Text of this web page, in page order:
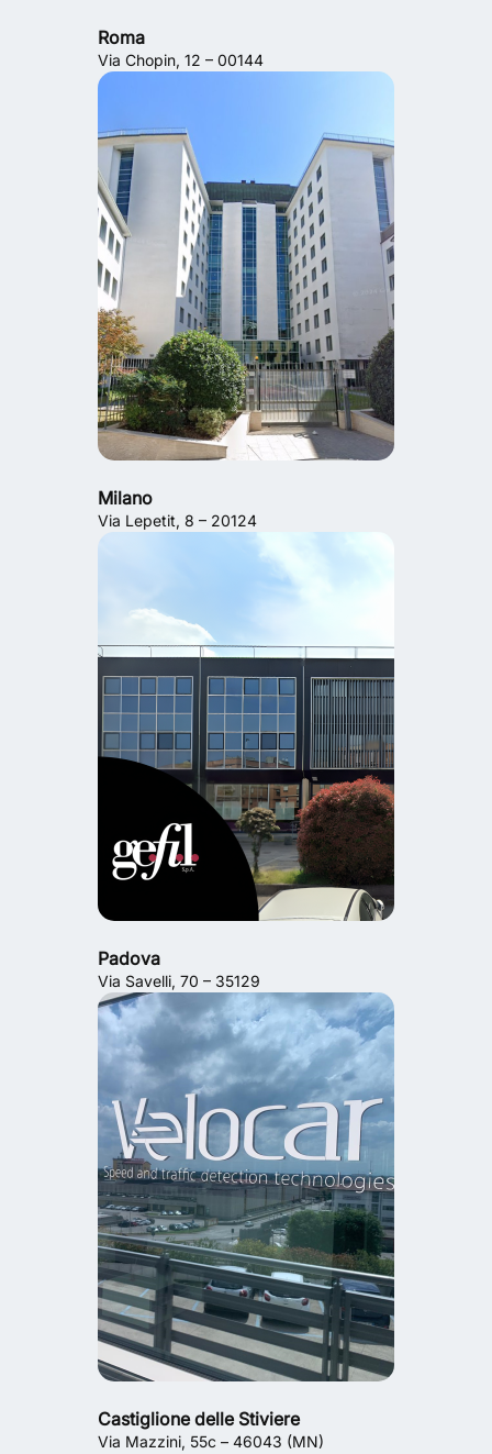
Roma
Via Chopin, 12 – 00144
Milano
Via Lepetit, 8 – 20124
Padova
Via Savelli, 70 – 35129
Castiglione delle Stiviere
Via Mazzini, 55c – 46043 (MN)